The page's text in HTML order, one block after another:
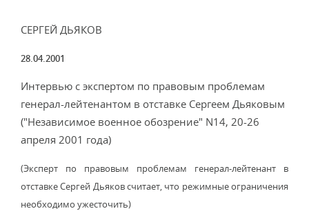
СЕРГЕЙ ДЬЯКОВ
28.04.2001
Интервью с экспертом по правовым проблемам
генерал-лейтенантом в отставке Сергеем Дьяковым
("Независимое военное обозрение" N14, 20-26
апреля 2001 года)
(Эксперт по правовым проблемам генерал-лейтенант в
отставке Сергей Дьяков считает, что режимные ограничения
необходимо ужесточить)